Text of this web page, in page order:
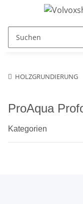
HOLZGRUNDIERUNG
ProAqua
Kategorien